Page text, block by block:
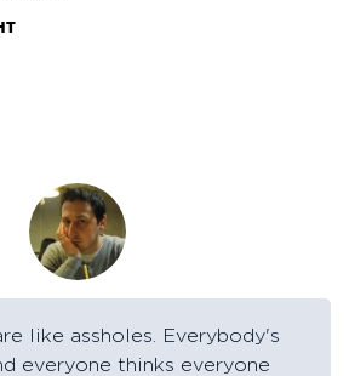
like assholes. Everybody's
everyone thinks everyone